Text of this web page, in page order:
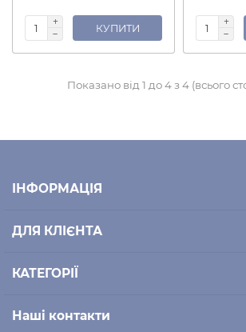
КУПИТИ
Показано від 1 до 4 з 4 (всього
ІНФОРМАЦІЯ
ДЛЯ КЛІЄНТА
КАТЕГОРІЇ
Наші контакти